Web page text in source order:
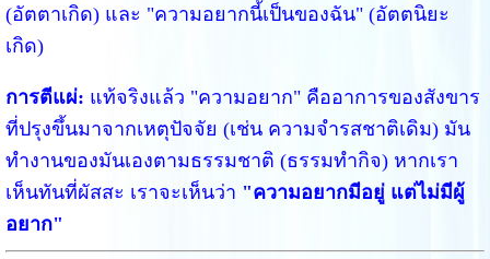
(อัตตาเกิด) และ "ความอยากนี้เป็นของฉัน" (อัตตนิยะ
เกิด)
การตีแผ่: แท้จริงแล้ว "ความอยาก" คืออาการของสังขาร
ที่ปรุงขึ้นมาจากเหตุปัจจัย (เช่น ความจำรสชาติเดิม) มัน
ทำงานของมันเองตามธรรมชาติ (ธรรมทำกิจ) หากเรา
เห็นทันที่ผัสสะ เราจะเห็นว่า "ความอยากมีอยู่ แต่ไม่มีผู้
อยาก"